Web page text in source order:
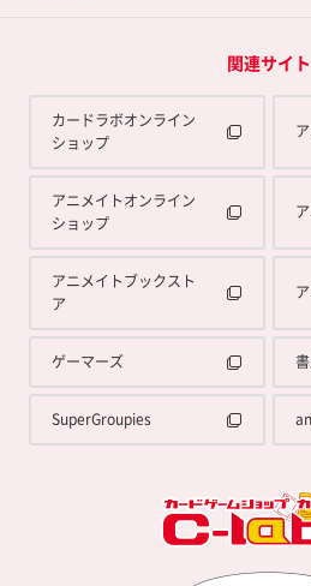
関連サイト
カードラボオンライン
ショップ
アニメイトオンライン
ショップ
アニメイトブックスト
ア
ゲーマーズ
SuperGroupies